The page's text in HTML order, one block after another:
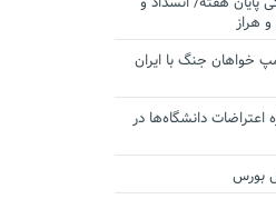
هراز
خواهان جنگ با ایران
اعتراضات دانشگاه‌ها در